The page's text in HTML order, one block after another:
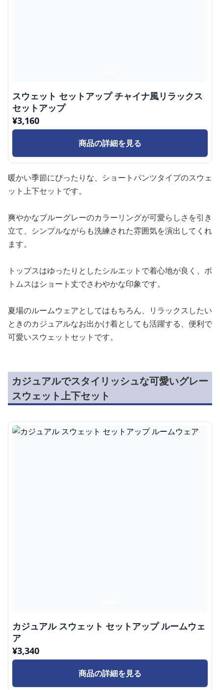
スウェット セットアップ チャイナ風リラックス
セットアップ
¥3,160
商品の詳細を見る
暖かい季節にぴったりな、ショートパンツタイプのスウェ
ット上下セットです。
爽やかなブルーグレーのカラーリングが可愛らしさを引き
立て、シンプルながらも洗練された雰囲気を演出してくれ
ます。
トップスはゆったりとしたシルエットで着心地が良く、ボ
トムスはショート丈でさわやかな印象です。
夏場のルームウェアとしてはもちろん、リラックスしたい
ときのカジュアルなお出かけ着としても活躍する、便利で
可愛いスウェットセットです。
カジュアルでスタイリッシュな可愛いグレー
スウェット上下セット
カジュアル スウェット セットアップ ルームウェ
ア
¥3,340
商品の詳細を見る